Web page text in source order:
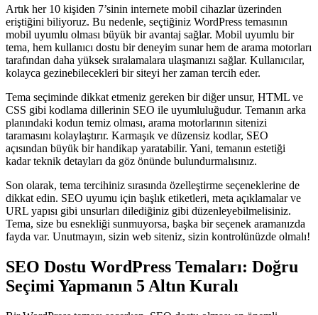
Artık her 10 kişiden 7’sinin internete mobil cihazlar üzerinden
eriştiğini biliyoruz. Bu nedenle, seçtiğiniz WordPress temasının
mobil uyumlu olması büyük bir avantaj sağlar. Mobil uyumlu bir
tema, hem kullanıcı dostu bir deneyim sunar hem de arama motorları
tarafından daha yüksek sıralamalara ulaşmanızı sağlar. Kullanıcılar,
kolayca gezinebilecekleri bir siteyi her zaman tercih eder.
Tema seçiminde dikkat etmeniz gereken bir diğer unsur, HTML ve
CSS gibi kodlama dillerinin SEO ile uyumluluğudur. Temanın arka
planındaki kodun temiz olması, arama motorlarının sitenizi
taramasını kolaylaştırır. Karmaşık ve düzensiz kodlar, SEO
açısından büyük bir handikap yaratabilir. Yani, temanın estetiği
kadar teknik detayları da göz önünde bulundurmalısınız.
Son olarak, tema tercihiniz sırasında özelleştirme seçeneklerine de
dikkat edin. SEO uyumu için başlık etiketleri, meta açıklamalar ve
URL yapısı gibi unsurları dilediğiniz gibi düzenleyebilmelisiniz.
Tema, size bu esnekliği sunmuyorsa, başka bir seçenek aramanızda
fayda var. Unutmayın, sizin web siteniz, sizin kontrolünüzde olmalı!
SEO Dostu WordPress Temaları: Doğru
Seçimi Yapmanın 5 Altın Kuralı